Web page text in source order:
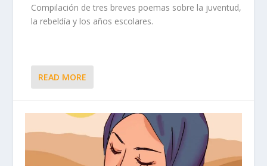
Compilación de tres breves poemas sobre la juventud,
la rebeldía y los años escolares.
READ MORE